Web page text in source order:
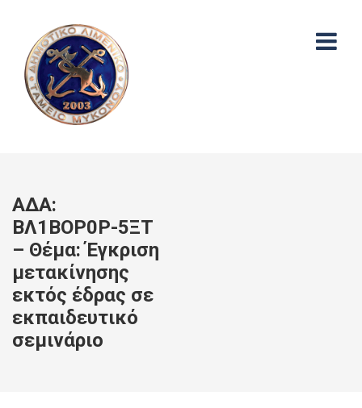
ΑΔΑ:
ΒΛ1ΒΟΡ0Ρ-5ΞΤ
– Θέμα: Έγκριση
μετακίνησης
εκτός έδρας σε
εκπαιδευτικό
σεμινάριο